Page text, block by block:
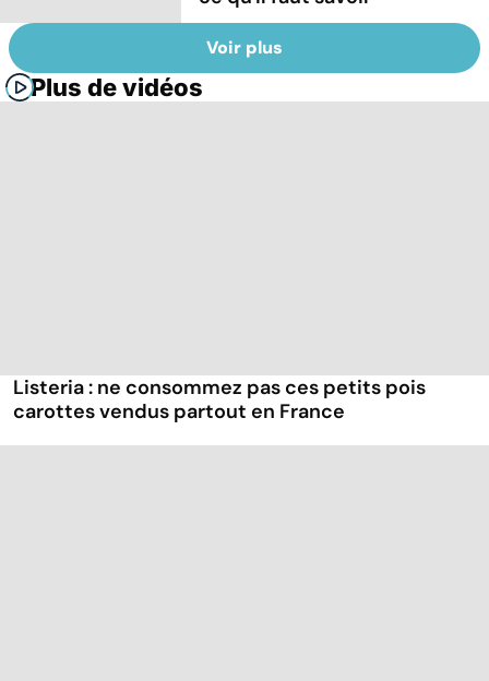
Voir plus
Plus de vidéos
Listeria : ne consommez pas ces petits pois
carottes vendus partout en France